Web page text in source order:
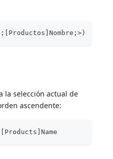
la selección actual de
ascendente: